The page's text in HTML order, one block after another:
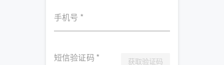
手机号 *
短信验证码 * 获取验证码